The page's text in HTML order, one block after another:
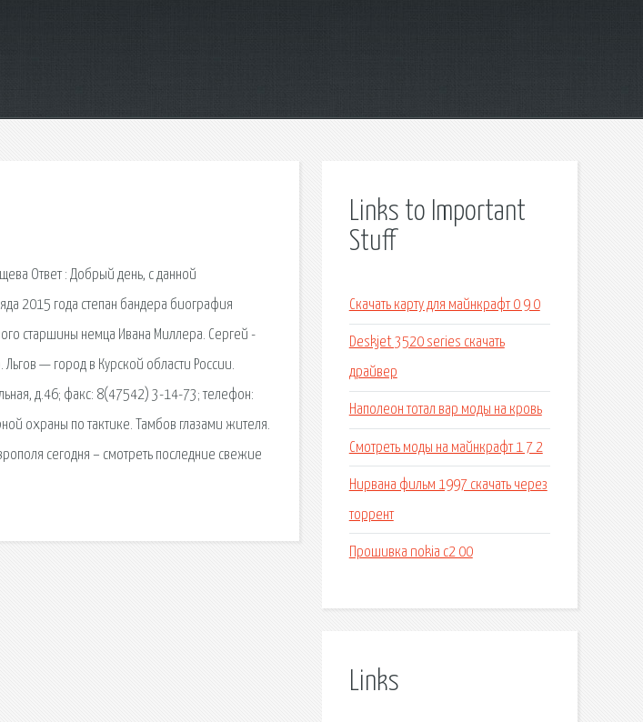
Ответ : Добрый день, с данной
2015 года степан бандера биография
старшины немца Ивана Миллера. Сергей -
— город в Курской области России.
д.46; факс: 8(47542) 3-14-73; телефон:
охраны по тактике. Тамбов глазами жителя.
сегодня – смотреть последние свежие
Links to Important
Stuff
Скачать карту для майнкрафт 0 9 0
Deskjet 3520 series скачать
драйвер
Наполеон тотал вар моды на кровь
Смотреть моды на майнкрафт 1 7 2
Нирвана фильм 1997 скачать через
торрент
Прошивка nokia c2 00
Links